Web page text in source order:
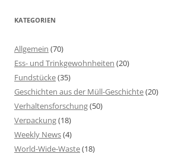
KATEGORIEN
Allgemein (70)
Ess- und Trinkgewohnheiten (20)
Fundstücke(35)
Geschichten aus der Müll-Geschichte(20)
Verhaltensforschung(50)
Verpackung(18)
Weekly News(4)
World-Wide-Waste(18)